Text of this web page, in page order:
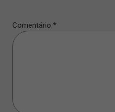
Comentário *